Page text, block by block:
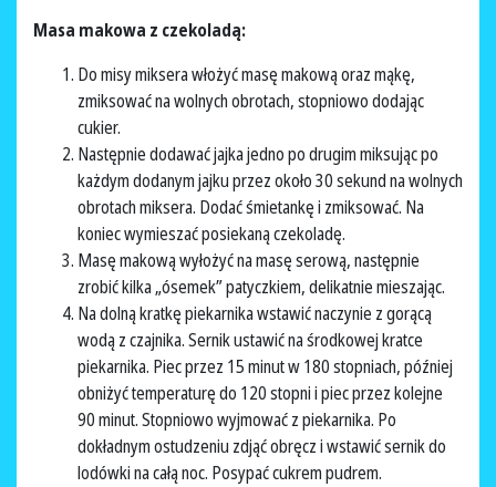
Masa makowa z czekoladą:
Do misy miksera włożyć masę makową oraz mąkę,
zmiksować na wolnych obrotach, stopniowo dodając
cukier.
Następnie dodawać jajka jedno po drugim miksując po
każdym dodanym jajku przez około 30 sekund na wolnych
obrotach miksera. Dodać śmietankę i zmiksować. Na
koniec wymieszać posiekaną czekoladę.
Masę makową wyłożyć na masę serową, następnie
zrobić kilka „ósemek” patyczkiem, delikatnie mieszając.
Na dolną kratkę piekarnika wstawić naczynie z gorącą
wodą z czajnika. Sernik ustawić na środkowej kratce
piekarnika. Piec przez 15 minut w 180 stopniach, później
obniżyć temperaturę do 120 stopni i piec przez kolejne
90 minut. Stopniowo wyjmować z piekarnika. Po
dokładnym ostudzeniu zdjąć obręcz i wstawić sernik do
lodówki na całą noc. Posypać cukrem pudrem.